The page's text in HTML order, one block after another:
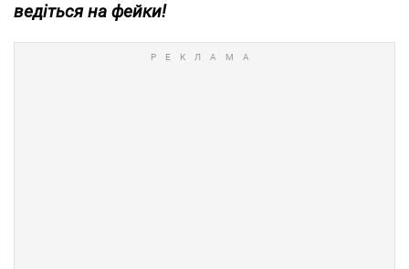
ведіться на фейки!